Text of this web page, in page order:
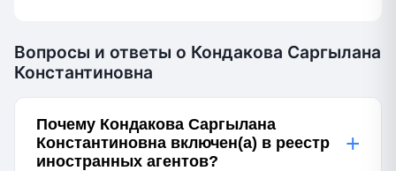
Вопросы и ответы о Кондакова Саргылана
Константиновна
Почему Кондакова Саргылана
Константиновна включен(а) в реестр
иностранных агентов?
+